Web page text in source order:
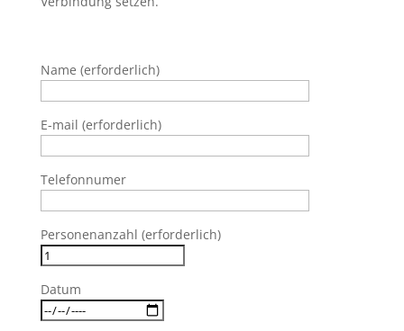
Name (erforderlich)
E-mail (erforderlich)
Telefonnumer
Personenanzahl (erforderlich)
Datum